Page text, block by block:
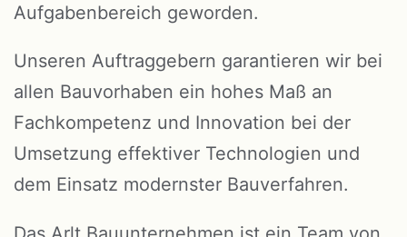
Aufgabenbereich geworden.
Unseren Auftraggebern garantieren wir bei
allen Bauvorhaben ein hohes Maß an
Fachkompetenz und Innovation bei der
Umsetzung effektiver Technologien und
dem Einsatz modernster Bauverfahren.